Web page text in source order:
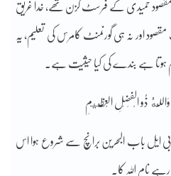
مقصود حمیدی کے فرسٹ کزن تھے، خدا غریق
اور نہ ہی گورنمنٹ کامرس کی تعلیم، یہ
ہوتا ہے بندے کی کیا حیثیت ہے۔
ذُو الْفَضْلِ الْعَظِيمِ
میں یوبی ایل باب البحرین برانچ سے شروع ہوا اس